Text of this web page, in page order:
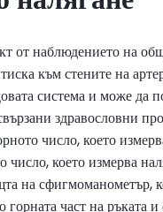
от наблюдението на
към стените на
система и може да
здравословни
число, което
което измерва
на сфигмоманометър,
част на ръката